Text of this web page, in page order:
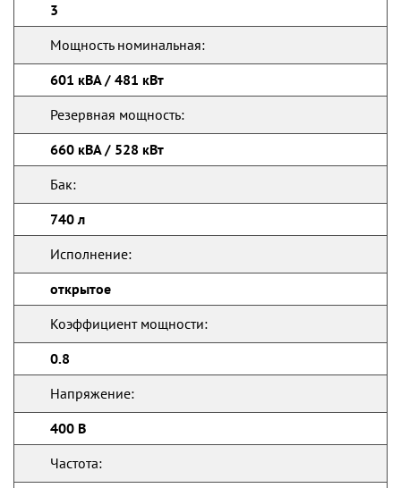
3
Мощность номинальная:
601 кВА / 481 кВт
Резервная мощность:
660 кВА / 528 кВт
Бак:
740 л
Исполнение:
открытое
Коэффициент мощности:
0.8
Напряжение:
400 В
Частота: